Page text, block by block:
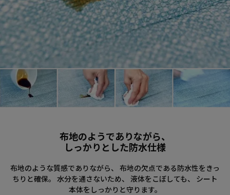
布地のようでありながら、
しっかりとした防水仕様
布地のような質感でありながら、 布地の欠点である防水性をきっ
ちりと確保。 水分を通さないため、 液体をこぼしても、 シート
本体をしっかりと守ります。